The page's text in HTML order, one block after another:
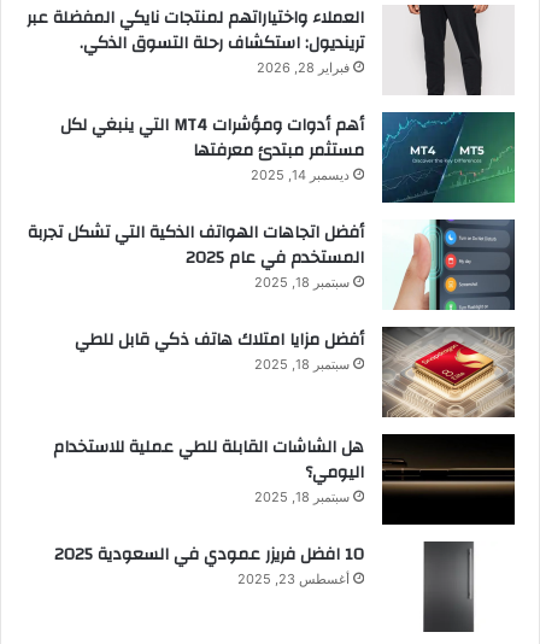
العملاء واختياراتهم لمنتجات نايكي المفضلة عبر
ترينديول: استكشاف رحلة التسوق الذكي.
فبراير 28, 2026
أهم أدوات ومؤشرات MT4 التي ينبغي لكل
مستثمر مبتدئ معرفتها
ديسمبر 14, 2025
أفضل اتجاهات الهواتف الذكية التي تشكل تجربة
المستخدم في عام 2025
سبتمبر 18, 2025
أفضل مزايا امتلاك هاتف ذكي قابل للطي
سبتمبر 18, 2025
هل الشاشات القابلة للطي عملية للاستخدام
اليومي؟
سبتمبر 18, 2025
10 افضل فريزر عمودي​ في السعودية​ 2025
أغسطس 23, 2025